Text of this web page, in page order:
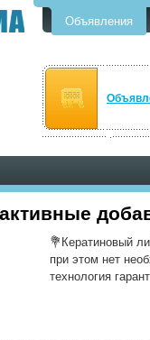
Объявления
💐Кератиновый
при этом нет
технология